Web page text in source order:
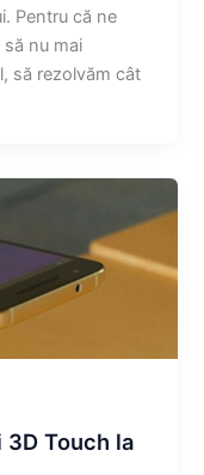
Pentru că ne
nu mai
să rezolvăm cât
3D Touch la